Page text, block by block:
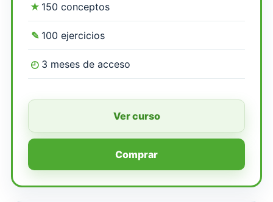
★ 150 conceptos
✎ 100 ejercicios
◴ 3 meses de acceso
Ver curso
Comprar